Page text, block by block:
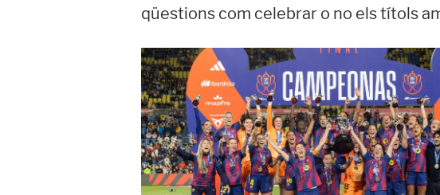
qüestions com celebrar o no els títols